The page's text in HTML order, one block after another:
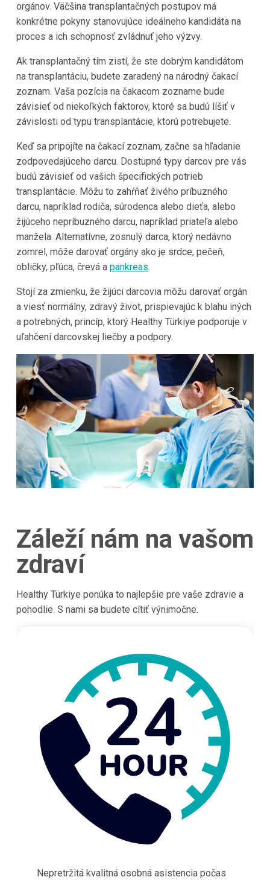
orgánov. Väčšina transplantačných postupov má
konkrétne pokyny stanovujúce ideálneho kandidáta na
proces a ich schopnosť zvládnuť jeho výzvy.
Ak transplantačný tím zistí, že ste dobrým kandidátom
na transplantáciu, budete zaradený na národný čakací
zoznam. Vaša pozícia na čakacom zozname bude
závisieť od niekoľkých faktorov, ktoré sa budú líšiť v
závislosti od typu transplantácie, ktorú potrebujete.
Keď sa pripojíte na čakací zoznam, začne sa hľadanie
zodpovedajúceho darcu. Dostupné typy darcov pre vás
budú závisieť od vašich špecifických potrieb
transplantácie. Môžu to zahŕňať živého príbuzného
darcu, napríklad rodiča, súrodenca alebo dieťa, alebo
žijúceho nepríbuzného darcu, napríklad priateľa alebo
manžela. Alternatívne, zosnulý darca, ktorý nedávno
zomrel, môže darovať orgány ako je srdce, pečeň,
obličky, pľúca, črevá a pankreas.
Stojí za zmienku, že žijúci darcovia môžu darovať orgán
a viesť normálny, zdravý život, prispievajúc k blahu iných
a potrebných, princíp, ktorý Healthy Türkiye podporuje v
uľahčení darcovskej liečby a podpory.
Záleží nám na vašom
zdraví
Healthy Türkiye ponúka to najlepšie pre vaše zdravie a
pohodlie. S nami sa budete cítiť výnimočne.
Nepretržitá kvalitná osobná asistencia počas